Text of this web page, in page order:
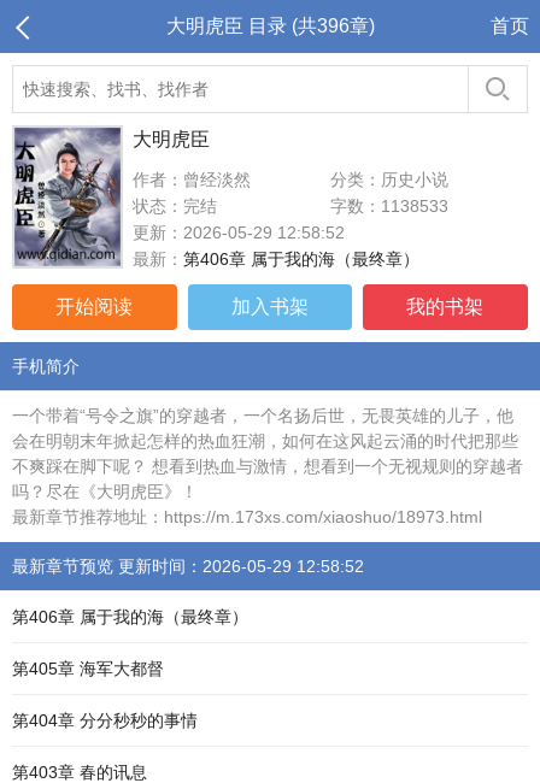
大明虎臣 目录 (共396章) 首页
大明虎臣
作者：曾经淡然
分类：历史小说
状态：完结
字数：1138533
更新：2026-05-29 12:58:52
最新： 第406章 属于我的海（最终章）
开始阅读 加入书架 我的书架
手机简介
一个带着“号令之旗”的穿越者，一个名扬后世，无畏英雄的儿子，他
会在明朝末年掀起怎样的热血狂潮，如何在这风起云涌的时代把那些
不爽踩在脚下呢？ 想看到热血与激情，想看到一个无视规则的穿越者
吗？尽在《大明虎臣》！
最新章节推荐地址：https://m.173xs.com/xiaoshuo/18973.html
最新章节预览 更新时间：2026-05-29 12:58:52
第406章 属于我的海（最终章）
第405章 海军大都督
第404章 分分秒秒的事情
第403章 春的讯息